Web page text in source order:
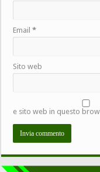
Email*
Sito web
e sito web in questo